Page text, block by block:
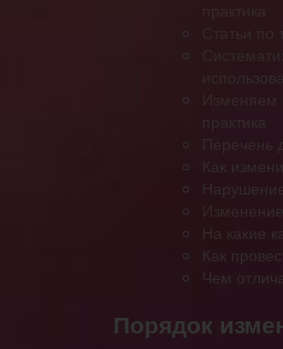
практика
Перечень
Как
На какие
Как
Чем
Порядок